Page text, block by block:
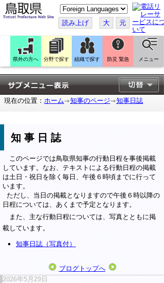
こ
の
ペ
ー
ジ
翻
訳
す
る
読み上げ 大 元
県外の方へ 分野で探す 組織で探す 防災 緊急 メニュー
現在の位置： ホーム 知事のページ 知事日誌
知事日誌
このページでは鳥取県知事の行動日程を事後掲載
しています。なお、テキストによる行動日程の掲載
は土日・祝日を除く毎日、午後６時頃までに行って
います。
ただし、当日の掲載となりますので午後６時以降の
日程については、あくまで予定となります。
また、主な行動日程については、写真とともに掲
載しています。
知事日誌（写真付）
ブログトップへ
2026年5月29日